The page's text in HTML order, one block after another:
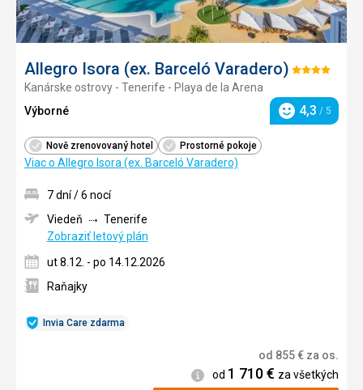
Allegro Isora (ex. Barceló Varadero) Hodnotenie:
Kanárske ostrovy - Tenerife - Playa de la Arena
Výborné
Hodnotenie
4,3 / 5
Nově zrenovovaný hotel Prostorné pokoje
Viac o Allegro Isora (ex. Barceló Varadero)
Invia Care zdarma
7 dní / 6 nocí
Viedeň
Tenerife
Zobraziť letový plán
ut 8.12. - po 14.12.2026
Raňajky
od 855€ za os.
Informácie
od 1 710€ za všetkých